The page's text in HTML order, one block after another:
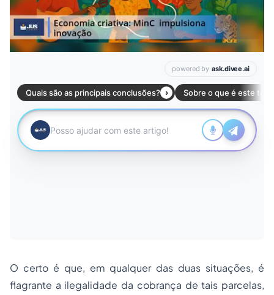
O certo é que, em qualquer das duas situações, é
flagrante a ilegalidade da cobrança de tais parcelas,